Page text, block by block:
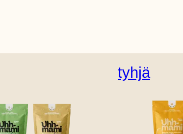
tyhjä
Englanti (Yhdysvallat) Saksan
Italian Norjalainen